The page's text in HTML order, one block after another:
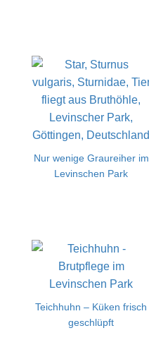
Nur wenige Graureiher im
Levinschen Park
Teichhuhn – Küken frisch
geschlüpft